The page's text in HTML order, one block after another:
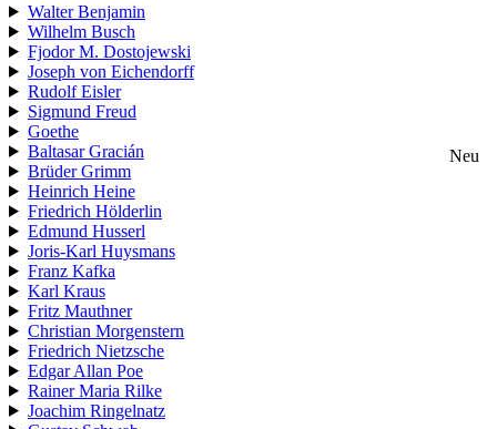
Walter Benjamin
Wilhelm Busch
Fjodor M. Dostojewski
Joseph von Eichendorff
Rudolf Eisler
Sigmund Freud
Goethe
Baltasar Gracián
Neu
Brüder Grimm
Heinrich Heine
Friedrich Hölderlin
Edmund Husserl
Joris-Karl Huysmans
Franz Kafka
Karl Kraus
Fritz Mauthner
Christian Morgenstern
Friedrich Nietzsche
Edgar Allan Poe
Rainer Maria Rilke
Joachim Ringelnatz